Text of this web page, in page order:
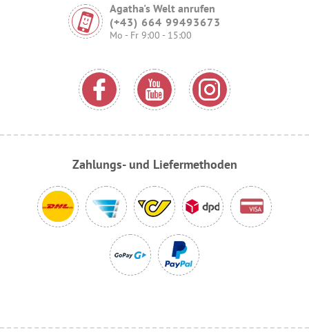
Agatha's Welt anrufen
(+43) 664 99493673
Mo - Fr 9:00 - 15:00
Zahlungs- und Liefermethoden